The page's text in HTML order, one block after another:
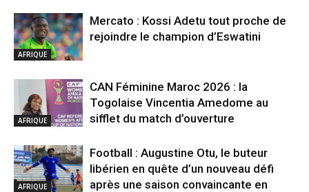
AFRIQUE
Mercato : Kossi Adetu tout proche de
rejoindre le champion d’Eswatini
AFRIQUE
CAN Féminine Maroc 2026 : la
Togolaise Vincentia Amedome au
sifflet du match d’ouverture
AFRIQUE
Football : Augustine Otu, le buteur
libérien en quête d’un nouveau défi
après une saison convaincante en